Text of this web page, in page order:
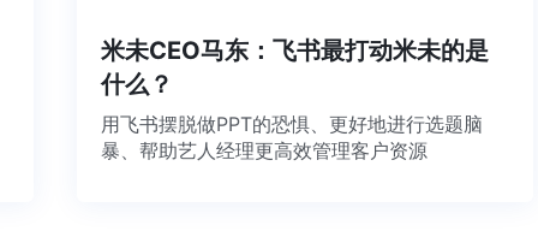
米未CEO马东：飞书最打动米未的是
什么？
用飞书摆脱做PPT的恐惧、更好地进行选题脑
暴、帮助艺人经理更高效管理客户资源